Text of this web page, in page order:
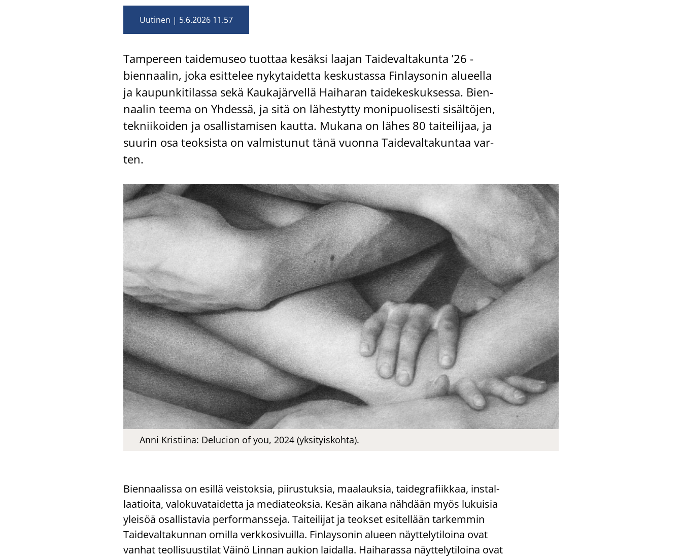
Uutinen 5.6.2026 11.57
Tam­pe­reen tai­de­museo tuot­taa ke­säk­si laa­jan Tai­de­val­ta­kun­ta ’26 -​
biennaalin, joka esit­te­lee ny­ky­tai­det­ta kes­kus­tas­sa Fin­lay­so­nin alu­eel­la
ja kau­pun­ki­ti­las­sa sekä Kau­ka­jär­vel­lä Hai­ha­ran tai­de­kes­kuk­ses­sa. Bien­
naa­lin teema on Yh­des­sä, ja sitä on lä­hes­tyt­ty mo­ni­puo­li­ses­ti si­säl­tö­jen,
tek­nii­koi­den ja osal­lis­ta­mi­sen kaut­ta. Mu­ka­na on lähes 80 tai­tei­li­jaa, ja
suu­rin osa teok­sis­ta on val­mis­tu­nut tänä vuon­na Tai­de­val­ta­kun­taa var­
ten.
Anni Kristiina: Delucion of you, 2024 (yksityiskohta).
Bien­naa­lis­sa on esil­lä veis­tok­sia, pii­rus­tuk­sia, maa­lauk­sia, tai­de­gra­fiik­kaa, ins­tal­
laa­tioi­ta, va­lo­ku­va­tai­det­ta ja me­dia­teok­sia. Kesän ai­ka­na näh­dään myös lu­kui­sia
ylei­söä osal­lis­ta­via per­for­mans­se­ja. Tai­tei­li­jat ja teok­set esi­tel­lään tar­kem­min
Tai­de­val­ta­kun­nan omil­la verk­ko­si­vuil­la. Fin­lay­so­nin alu­een näyt­te­ly­ti­loi­na ovat
van­hat teol­li­suus­ti­lat Väinö Lin­nan au­kion lai­dal­la. Hai­ha­ras­sa näyt­te­ly­ti­loi­na ovat